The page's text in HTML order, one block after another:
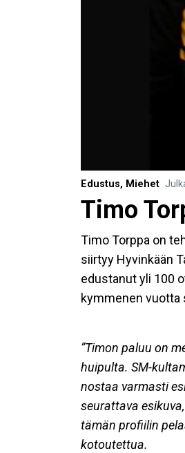
Edustus, Miehet
Timo
Timo Torppa on
siirtyy Hyvinkään
edustanut yli 100
kymmenen vuotta
”Timon paluu on
huipulta. SM-
nostaa varmasti
seurattava
tämän profiilin
kotoutettua.